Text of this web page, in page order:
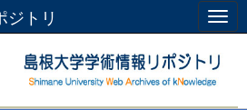
ジトリ